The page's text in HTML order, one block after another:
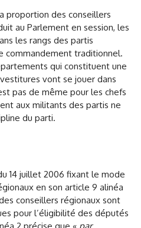
proportion des conseillers
au Parlement en session, les
les rangs des partis
commandement traditionnel.
qui constituent une
vont se jouer dans
pas de même pour les chefs
aux militants des partis ne
du parti.
14 juillet 2006 fixant le mode
en son article 9 alinéa
conseillers régionaux sont
pour l’éligibilité des députés
2 précise que « par